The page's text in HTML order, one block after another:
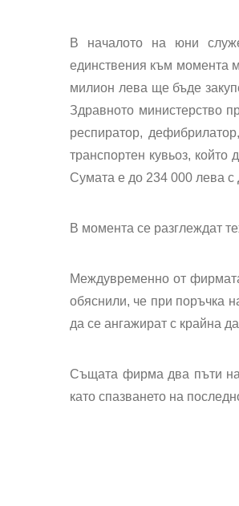
В началото на юни
единствения към момента
милион лева ще бъде
Здравното министерство
респиратор,
транспортен кувьоз,
Сумата е до 234 000 лева
В момента се разглеждат
Междувременно от
обяснили, че при поръчка
да се ангажират с крайна
Същата фирма два пъти
като спазването на